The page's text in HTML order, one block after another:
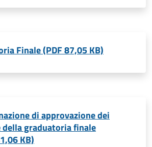
Finale (PDF 87,05 KB)
di approvazione dei
della graduatoria finale
KB)